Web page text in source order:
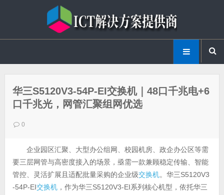
华三S5120V3-54P-EI交换机｜48口千兆电+6
口千兆光，网管汇聚组网优选
0
企业园区汇聚、大型办公组网、校园机房、政企办公区等需
要三层网管与高密度接入的场景，亟需一款兼顾稳定传输、智能
管控、灵活扩展且适配批量采购的企业级交换机。华三S5120V3
-54P-EI交换机，作为华三S5120V3-EI系列核心机型，依托华三